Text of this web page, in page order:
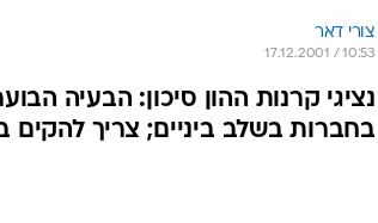
צורי דאר
17.12.2001 / 10:53
נציגי קרנות ההון סיכון: הבעיה
בחברות בשלב ביניים; צריך להקים